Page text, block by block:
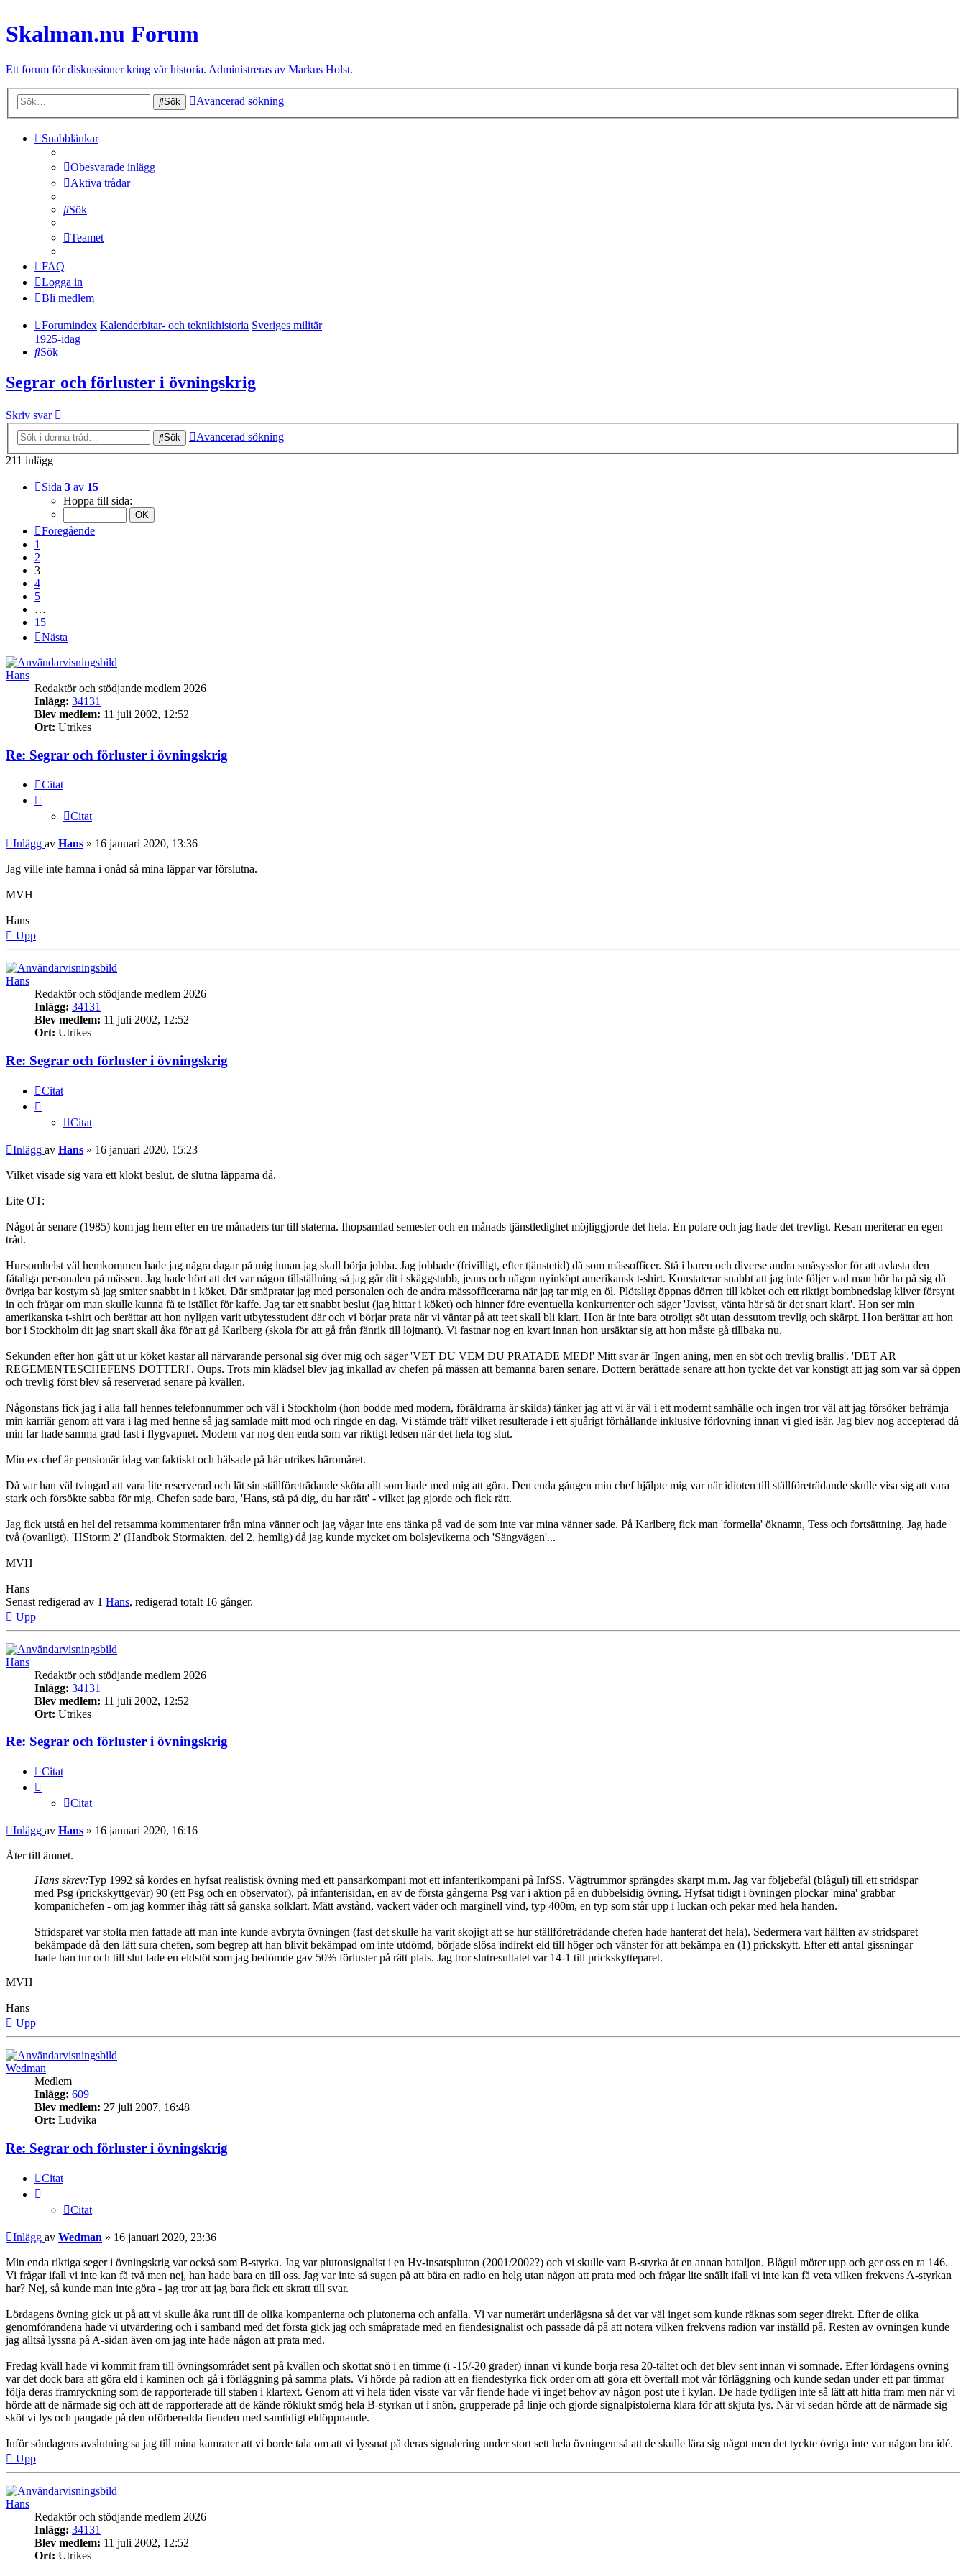
Skalman.nu Forum
Ett forum för diskussioner kring vår historia. Administreras av Markus Holst.
Sök Avancerad sökning
Snabblänkar
Obesvarade inlägg
Aktiva trådar
Sök
Teamet
FAQ
Logga in
Bli medlem
Forumindex Kalenderbitar- och teknikhistoria Sveriges militär
1925-idag
Sök
Segrar och förluster i övningskrig
Skriv svar
Sök
Avancerad sökning
211 inlägg
Sida 3 av 15
Hoppa till sida:
Föregående
1
2
3
4
5
…
15
Nästa
Hans
Redaktör och stödjande medlem 2026
Inlägg: 34131
Blev medlem: 11 juli 2002, 12:52
Ort: Utrikes
Re: Segrar och förluster i övningskrig
Citat
Citat
Inlägg av Hans » 16 januari 2020, 13:36
Jag ville inte hamna i onåd så mina läppar var förslutna.
MVH
Hans
Upp
Hans
Redaktör och stödjande medlem 2026
Inlägg: 34131
Blev medlem: 11 juli 2002, 12:52
Ort: Utrikes
Re: Segrar och förluster i övningskrig
Citat
Citat
Inlägg av Hans » 16 januari 2020, 15:23
Vilket visade sig vara ett klokt beslut, de slutna läpparna då.
Lite OT:
Något år senare (1985) kom jag hem efter en tre månaders tur till staterna. Ihopsamlad semester och en månads tjänstledighet möjliggjorde det hela. En polare och jag hade det trevligt. Resan meriterar en egen
tråd.
Hursomhelst väl hemkommen hade jag några dagar på mig innan jag skall börja jobba. Jag jobbade (frivilligt, efter tjänstetid) då som mässofficer. Stå i baren och diverse andra småsysslor för att avlasta den
fåtaliga personalen på mässen. Jag hade hört att det var någon tillställning så jag går dit i skäggstubb, jeans och någon nyinköpt amerikansk t-shirt. Konstaterar snabbt att jag inte följer vad man bör ha på sig då
övriga bar kostym så jag smiter snabbt in i köket. Där småpratar jag med personalen och de andra mässofficerarna när jag tar mig en öl. Plötsligt öppnas dörren till köket och ett riktigt bombnedslag kliver försynt
in och frågar om man skulle kunna få te istället för kaffe. Jag tar ett snabbt beslut (jag hittar i köket) och hinner före eventuella konkurrenter och säger 'Javisst, vänta här så är det snart klart'. Hon ser min
amerikanska t-shirt och berättar att hon nyligen varit utbytesstudent där och vi börjar prata när vi väntar på att teet skall bli klart. Hon är inte bara otroligt söt utan dessutom trevlig och skärpt. Hon berättar att hon
bor i Stockholm dit jag snart skall åka för att gå Karlberg (skola för att gå från fänrik till löjtnant). Vi fastnar nog en kvart innan hon ursäktar sig att hon måste gå tillbaka nu.
Sekunden efter hon gått ut ur köket kastar all närvarande personal sig över mig och säger 'VET DU VEM DU PRATADE MED!' Mitt svar är 'Ingen aning, men en söt och trevlig brallis'. 'DET ÄR
REGEMENTESCHEFENS DOTTER!'. Oups. Trots min klädsel blev jag inkallad av chefen på mässen att bemanna baren senare. Dottern berättade senare att hon tyckte det var konstigt att jag som var så öppen
och trevlig först blev så reserverad senare på kvällen.
Någonstans fick jag i alla fall hennes telefonnummer och väl i Stockholm (hon bodde med modern, föräldrarna är skilda) tänker jag att vi är väl i ett modernt samhälle och ingen tror väl att jag försöker befrämja
min karriär genom att vara i lag med henne så jag samlade mitt mod och ringde en dag. Vi stämde träff vilket resulterade i ett sjuårigt förhållande inklusive förlovning innan vi gled isär. Jag blev nog accepterad då
min far hade samma grad fast i flygvapnet. Modern var nog den enda som var riktigt ledsen när det hela tog slut.
Min ex-chef är pensionär idag var faktiskt och hälsade på här utrikes häromåret.
Då var han väl tvingad att vara lite reserverad och lät sin ställföreträdande sköta allt som hade med mig att göra. Den enda gången min chef hjälpte mig var när idioten till ställföreträdande skulle visa sig att vara
stark och försökte sabba för mig. Chefen sade bara, 'Hans, stå på dig, du har rätt' - vilket jag gjorde och fick rätt.
Jag fick utstå en hel del retsamma kommentarer från mina vänner och jag vågar inte ens tänka på vad de som inte var mina vänner sade. På Karlberg fick man 'formella' öknamn, Tess och fortsättning. Jag hade
två (ovanligt). 'HStorm 2' (Handbok Stormakten, del 2, hemlig) då jag kunde mycket om bolsjevikerna och 'Sängvägen'...
MVH
Hans
Senast redigerad av 1 Hans, redigerad totalt 16 gånger.
Upp
Hans
Redaktör och stödjande medlem 2026
Inlägg: 34131
Blev medlem: 11 juli 2002, 12:52
Ort: Utrikes
Re: Segrar och förluster i övningskrig
Citat
Citat
Inlägg av Hans » 16 januari 2020, 16:16
Åter till ämnet.
Hans skrev:Typ 1992 så kördes en hyfsat realistisk övning med ett pansarkompani mot ett infanterikompani på InfSS. Vägtrummor sprängdes skarpt m.m. Jag var följebefäl (blågul) till ett stridspar
med Psg (prickskyttgevär) 90 (ett Psg och en observatör), på infanterisidan, en av de första gångerna Psg var i aktion på en dubbelsidig övning. Hyfsat tidigt i övningen plockar 'mina' grabbar
kompanichefen - om jag kommer ihåg rätt så ganska solklart. Mätt avstånd, vackert väder och marginell vind, typ 400m, en typ som står upp i luckan och pekar med hela handen.
Stridsparet var stolta men fattade att man inte kunde avbryta övningen (fast det skulle ha varit skojigt att se hur ställföreträdande chefen hade hanterat det hela). Sedermera vart hälften av stridsparet
bekämpade då den lätt sura chefen, som begrep att han blivit bekämpad om inte utdömd, började slösa indirekt eld till höger och vänster för att bekämpa en (1) prickskytt. Efter ett antal gissningar
hade han tur och till slut lade en eldstöt som jag bedömde gav 50% förluster på rätt plats. Jag tror slutresultatet var 14-1 till prickskytteparet.
MVH
Hans
Upp
Wedman
Medlem
Inlägg: 609
Blev medlem: 27 juli 2007, 16:48
Ort: Ludvika
Re: Segrar och förluster i övningskrig
Citat
Citat
Inlägg av Wedman » 16 januari 2020, 23:36
Min enda riktiga seger i övningskrig var också som B-styrka. Jag var plutonsignalist i en Hv-insatspluton (2001/2002?) och vi skulle vara B-styrka åt en annan bataljon. Blågul möter upp och ger oss en ra 146.
Vi frågar ifall vi inte kan få två men nej, han hade bara en till oss. Jag var inte så sugen på att bära en radio en helg utan någon att prata med och frågar lite snällt ifall vi inte kan få veta vilken frekvens A-styrkan
har? Nej, så kunde man inte göra - jag tror att jag bara fick ett skratt till svar.
Lördagens övning gick ut på att vi skulle åka runt till de olika kompanierna och plutonerna och anfalla. Vi var numerärt underlägsna så det var väl inget som kunde räknas som seger direkt. Efter de olika
genomförandena hade vi utvärdering och i samband med det första gick jag och småpratade med en fiendesignalist och passade då på att notera vilken frekvens radion var inställd på. Resten av övningen kunde
jag alltså lyssna på A-sidan även om jag inte hade någon att prata med.
Fredag kväll hade vi kommit fram till övningsområdet sent på kvällen och skottat snö i en timme (i -15/-20 grader) innan vi kunde börja resa 20-tältet och det blev sent innan vi somnade. Efter lördagens övning
var det dock bara att göra eld i kaminen och gå i förläggning på samma plats. Vi hörde på radion att en fiendestyrka fick order om att göra ett överfall mot vår förläggning och kunde sedan under ett par timmar
följa deras framryckning som de rapporterade till staben i klartext. Genom att vi hela tiden visste var vår fiende hade vi inget behov av någon post ute i kylan. De hade tydligen inte så lätt att hitta fram men när vi
hörde att de närmade sig och att de rapporterade att de kände röklukt smög hela B-styrkan ut i snön, grupperade på linje och gjorde signalpistolerna klara för att skjuta lys. När vi sedan hörde att de närmade sig
sköt vi lys och pangade på den oförberedda fienden med samtidigt eldöppnande.
Inför söndagens avslutning sa jag till mina kamrater att vi borde tala om att vi lyssnat på deras signalering under stort sett hela övningen så att de skulle lära sig något men det tyckte övriga inte var någon bra idé.
Upp
Hans
Redaktör och stödjande medlem 2026
Inlägg: 34131
Blev medlem: 11 juli 2002, 12:52
Ort: Utrikes